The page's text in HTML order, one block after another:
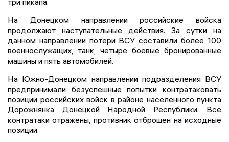
На Донецком направлении российские войска
продолжают наступательные действия. За сутки на
данном направлении потери ВСУ составили более 100
военнослужащих, танк, четыре боевые бронированные
машины и пять автомобилей.
На Южно-Донецком направлении подразделения ВСУ
предпринимали безуспешные попытки контратаковать
позиции российских войск в районе населенного пункта
Дорожнянка Донецкой Народной Республики. Все
контратаки отражены, противник отброшен на исходные
позиции.